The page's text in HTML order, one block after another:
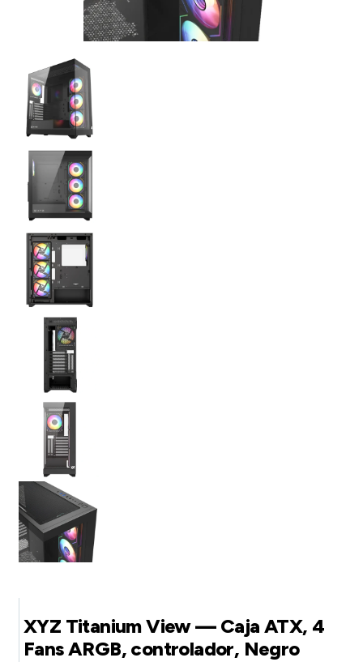
XYZ Titanium View — Caja ATX, 4
Fans ARGB, controlador, Negro